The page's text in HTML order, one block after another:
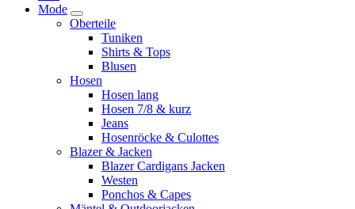
Mode
Oberteile
Tuniken
Shirts & Tops
Blusen
Hosen
Hosen lang
Hosen 7/8 & kurz
Jeans
Hosenröcke & Culottes
Blazer & Jacken
Blazer Cardigans Jacken
Westen
Ponchos & Capes